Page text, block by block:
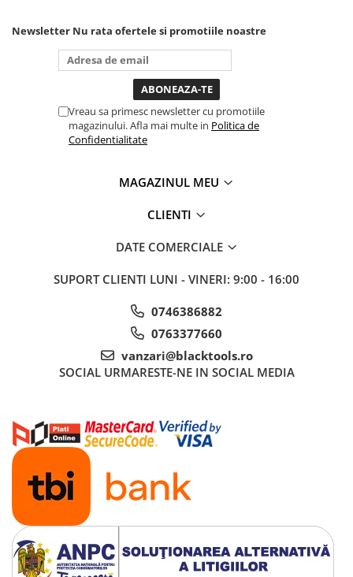
Truse de surubelnite
Masini de dejantat roti
Piese de schimb
Scule Vulcanizare
Truse si Accesorii 3/4
Accesorii de impact 1/2
Accesorii de impact 3/4
Truse de adaptoare
Tubulare de impact 1"
Tubulare de impact 1/2
Tubulare de impact 3/4
Tubulare 1/2
Tubulare 1/2 bihexagonale
Tubulare 1/2 hexagonale
Tubulare 1/4
Tubulare 3/4
puternica si de la baterie care
tine destul de mult dar daca o
bagi la priza nu mai ai treaba
toata ziua ,ce...
Newsletter Nu rata ofertele si promotiile noastre
Vreau sa primesc newsletter cu promotiile
magazinului. Afla mai multe in Politica de
Confidentialitate
MAGAZINUL MEU
CLIENTI
DATE COMERCIALE
SUPORT CLIENTI LUNI - VINERI: 9:00 - 16:00
0746386882
0763377660
vanzari@blacktools.ro
SOCIAL URMARESTE-NE IN SOCIAL MEDIA